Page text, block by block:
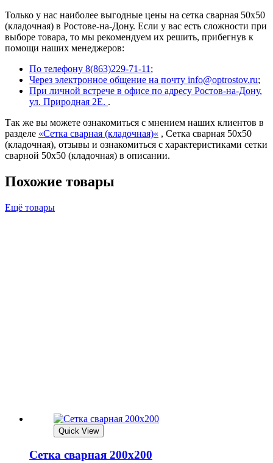
Только у нас наиболее выгодные цены на сетка сварная 50х50
(кладочная) в Ростове-на-Дону. Если у вас есть сложности при
выборе товара, то мы рекомендуем их решить, прибегнув к
помощи наших менеджеров:
По телефону 8(863)229-71-11 ;
Через электронное общение на почту info@optrostov.ru;
При личной встрече в офисе по адресу Ростов-на-Дону,
ул. Природная 2Е. .
Так же вы можете ознакомиться с мнением наших клиентов в
разделе «Сетка сварная (кладочная)« , Сетка сварная 50х50
(кладочная), отзывы и ознакомиться с характеристиками сетки
сварной 50х50 (кладочная) в описании.
Похожие товары
Ещё товары
Quick View
Сетка сварная 200х200